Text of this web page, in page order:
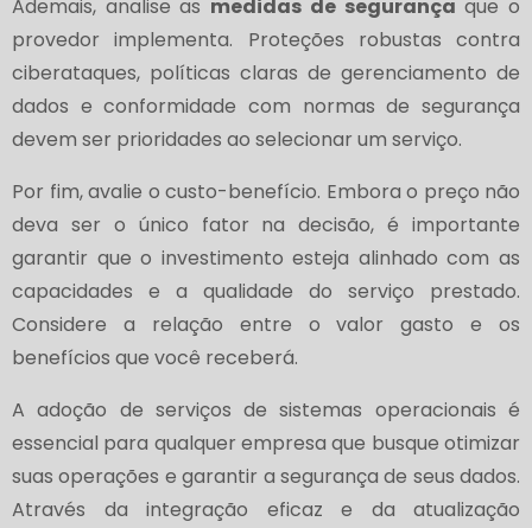
Ademais, analise as medidas de segurança que o
provedor implementa. Proteções robustas contra
ciberataques, políticas claras de gerenciamento de
dados e conformidade com normas de segurança
devem ser prioridades ao selecionar um serviço.
Por fim, avalie o custo-benefício. Embora o preço não
deva ser o único fator na decisão, é importante
garantir que o investimento esteja alinhado com as
capacidades e a qualidade do serviço prestado.
Considere a relação entre o valor gasto e os
benefícios que você receberá.
A adoção de serviços de sistemas operacionais é
essencial para qualquer empresa que busque otimizar
suas operações e garantir a segurança de seus dados.
Através da integração eficaz e da atualização